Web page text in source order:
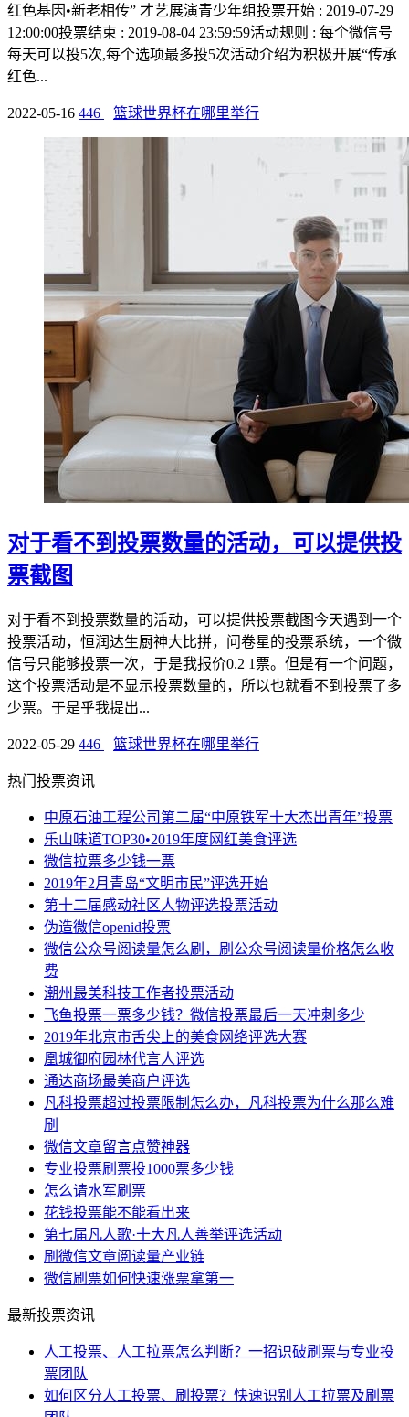
红色基因•新老相传” 才艺展演青少年组投票开始 : 2019-07-29
12:00:00投票结束 : 2019-08-04 23:59:59活动规则 : 每个微信号
每天可以投5次,每个选项最多投5次活动介绍为积极开展“传承
红色...
2022-05-16 446 篮球世界杯在哪里举行
对于看不到投票数量的活动，可以提供投
票截图
对于看不到投票数量的活动，可以提供投票截图今天遇到一个
投票活动，恒润达生厨神大比拼，问卷星的投票系统，一个微
信号只能够投票一次，于是我报价0.2 1票。但是有一个问题，
这个投票活动是不显示投票数量的，所以也就看不到投票了多
少票。于是乎我提出...
2022-05-29 446 篮球世界杯在哪里举行
热门投票资讯
中原石油工程公司第二届“中原铁军十大杰出青年”投票
乐山味道TOP30•2019年度网红美食评选
微信拉票多少钱一票
2019年2月青岛“文明市民”评选开始
第十二届感动社区人物评选投票活动
伪造微信openid投票
微信公众号阅读量怎么刷，刷公众号阅读量价格怎么收
费
潮州最美科技工作者投票活动
飞鱼投票一票多少钱？微信投票最后一天冲刺多少
2019年北京市舌尖上的美食网络评选大赛
凰城御府园林代言人评选
通达商场最美商户评选
凡科投票超过投票限制怎么办，凡科投票为什么那么难
刷
微信文章留言点赞神器
专业投票刷票投1000票多少钱
怎么请水军刷票
花钱投票能不能看出来
第七届凡人歌·十大凡人善举评选活动
刷微信文章阅读量产业链
微信刷票如何快速涨票拿第一
最新投票资讯
人工投票、人工拉票怎么判断？一招识破刷票与专业投
票团队
如何区分人工投票、刷投票？快速识别人工拉票及刷票